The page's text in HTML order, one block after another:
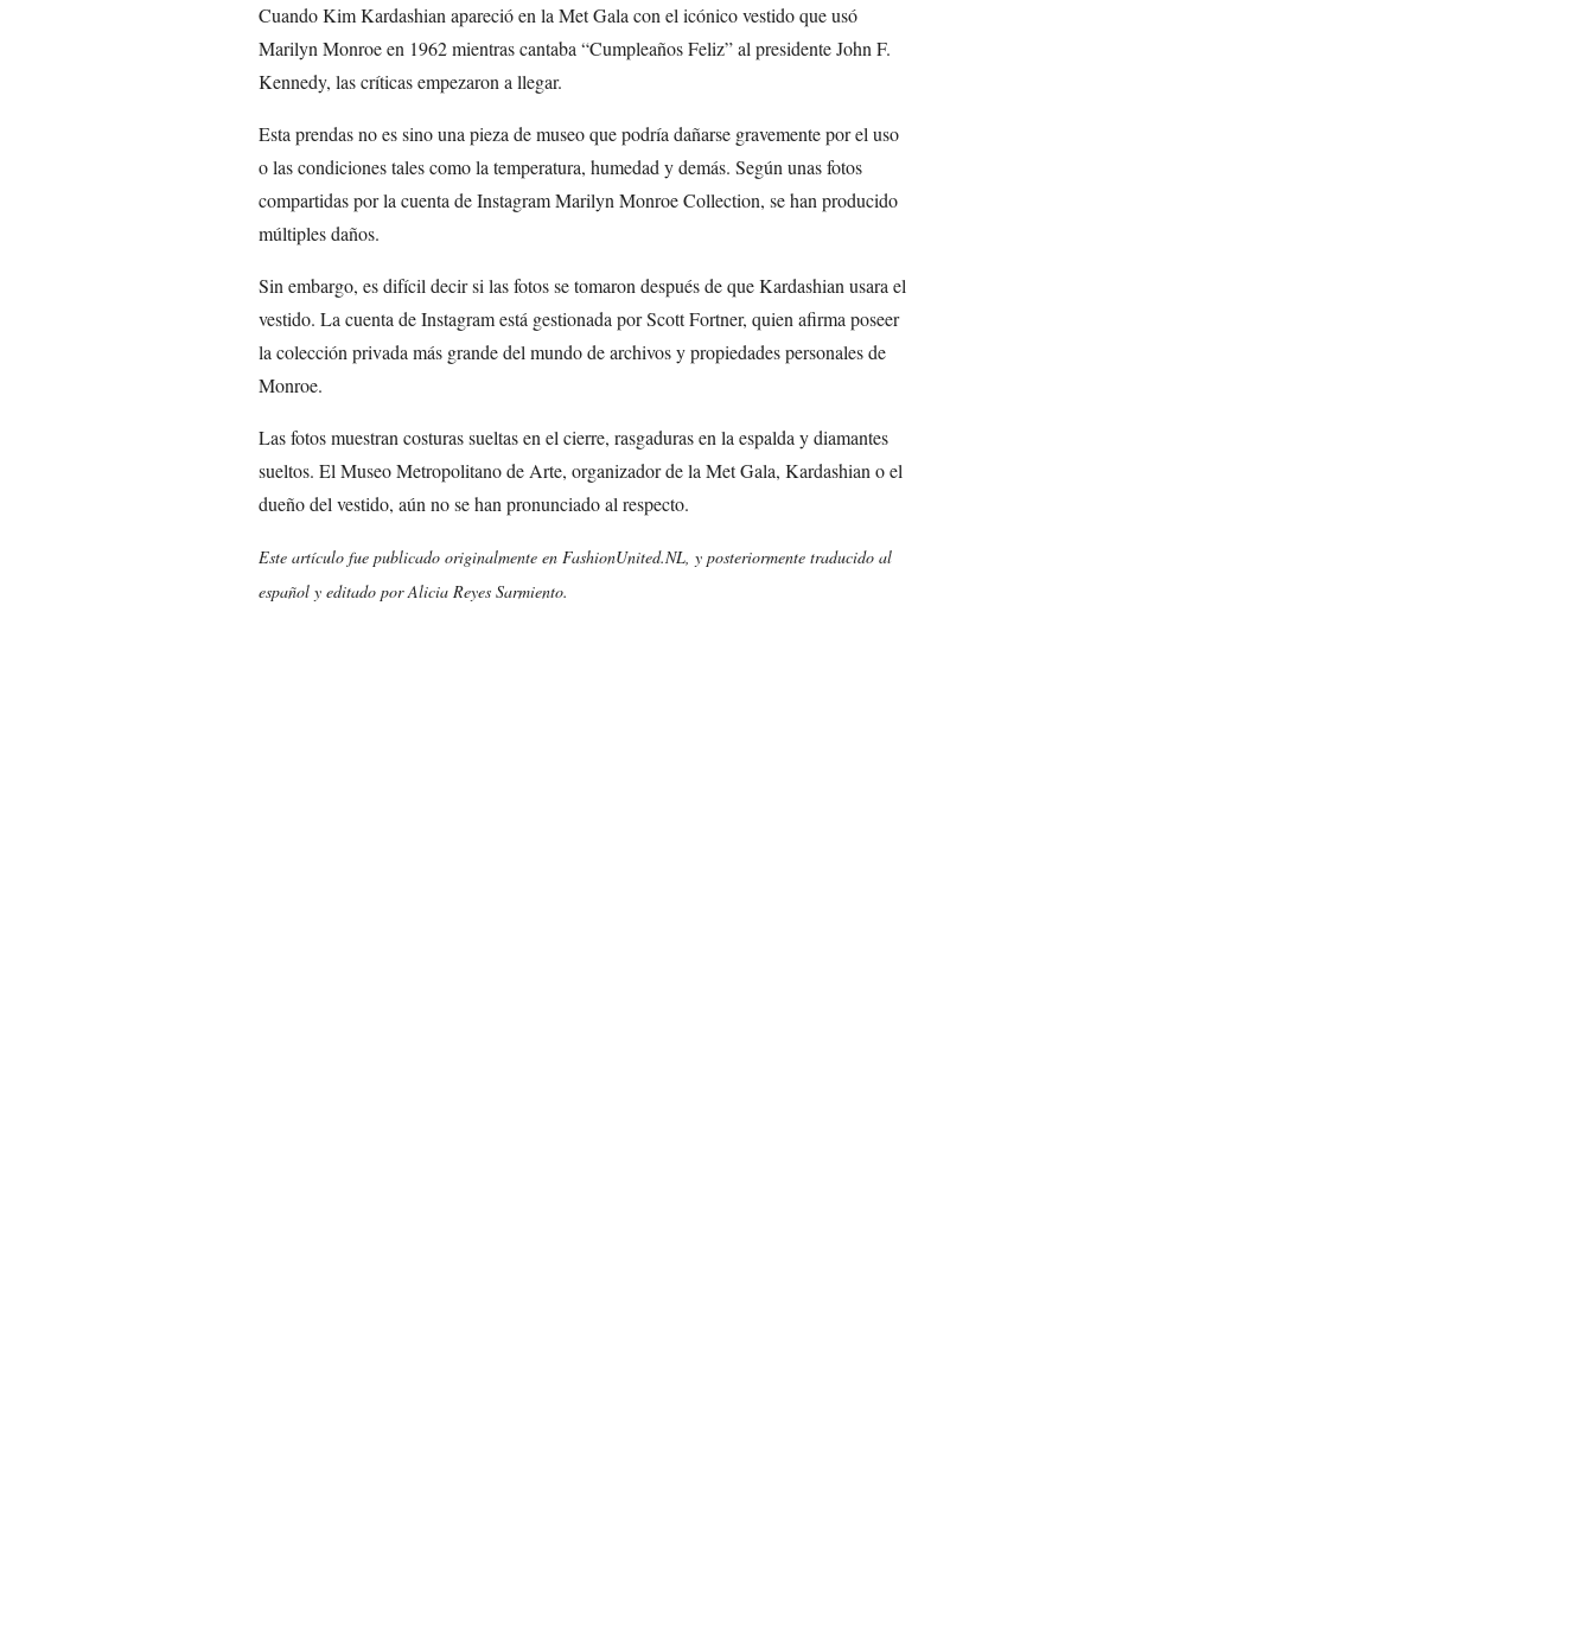
Cuando Kim Kardashian apareció en la Met Gala con el icónico vestido que usó
Marilyn Monroe en 1962 mientras cantaba “Cumpleaños Feliz” al presidente John F.
Kennedy, las críticas empezaron a llegar.
Esta prendas no es sino una pieza de museo que podría dañarse gravemente por el uso
o las condiciones tales como la temperatura, humedad y demás. Según unas fotos
compartidas por la cuenta de Instagram Marilyn Monroe Collection, se han producido
múltiples daños.
Sin embargo, es difícil decir si las fotos se tomaron después de que Kardashian usara el
vestido. La cuenta de Instagram está gestionada por Scott Fortner, quien afirma poseer
la colección privada más grande del mundo de archivos y propiedades personales de
Monroe.
Las fotos muestran costuras sueltas en el cierre, rasgaduras en la espalda y diamantes
sueltos. El Museo Metropolitano de Arte, organizador de la Met Gala, Kardashian o el
dueño del vestido, aún no se han pronunciado al respecto.
Este artículo fue publicado originalmente en FashionUnited.NL, y posteriormente traducido al
español y editado por Alicia Reyes Sarmiento.